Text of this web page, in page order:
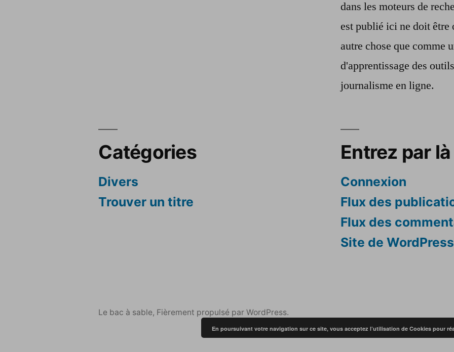
dans les moteurs de
est publié ici ne doit être
autre chose que comme
d'apprentissage des
journalisme en ligne.
Catégories
Divers
Trouver un titre
Entrez par là
Connexion
Flux des
Flux des
Site de
Le bac à sable, Fièrement propulsé par WordPress.
En poursuivant votre navigation sur ce site, vous acceptez l’utilisation de Cookies pour